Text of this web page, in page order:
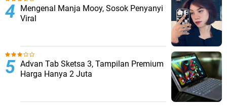
Mengenal Manja Mooy, Sosok Penyanyi
Viral
Advan Tab Sketsa 3, Tampilan Premium
Harga Hanya 2 Juta